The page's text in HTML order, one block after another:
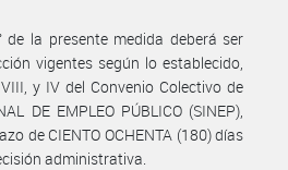
de la presente medida deberá ser
vigentes según lo establecido,
y IV del Convenio Colectivo de
DE EMPLEO PÚBLICO (SINEP),
de CIENTO OCHENTA (180) días
administrativa.